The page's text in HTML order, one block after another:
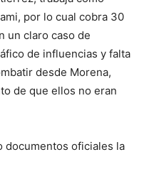
por lo cual cobra 30
un claro caso de
de influencias y falta
desde Morena,
de que ellos no eran
documentos oficiales la